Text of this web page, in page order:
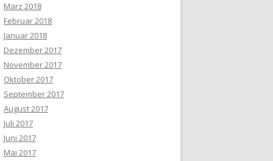
März 2018
Februar 2018
Januar 2018
Dezember 2017
November 2017
Oktober 2017
September 2017
August 2017
Juli 2017
Juni 2017
Mai 2017